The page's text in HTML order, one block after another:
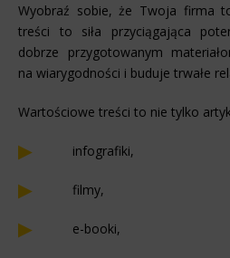
Wyobraź sobie, że Twoja firma
treści to siła przyciągająca
dobrze przygotowanym
na wiarygodności i buduje trwałe
Wartościowe treści to nie tylko
infografiki,
filmy,
e-booki,